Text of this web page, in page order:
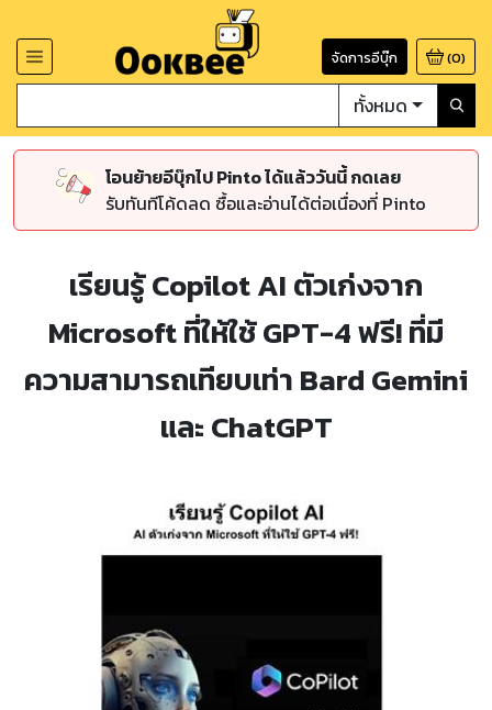
จัดการอีบุ๊ก (0)
ทั้งหมด
โอนย้ายอีบุ๊กไป Pinto ได้แล้ววันนี้ กดเลย
รับทันทีโค้ดลด ซื้อและอ่านได้ต่อเนื่องที่ Pinto
เรียนรู้ Copilot AI ตัวเก่งจาก
Microsoft ที่ให้ใช้ GPT-4 ฟรี! ที่มี
ความสามารถเทียบเท่า Bard Gemini
และ ChatGPT